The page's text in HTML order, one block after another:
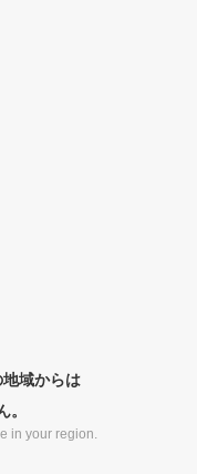
域からは
。
in your region.